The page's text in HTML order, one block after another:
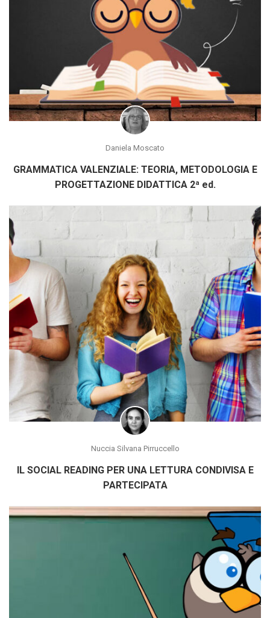
Daniela Moscato
GRAMMATICA VALENZIALE: TEORIA, METODOLOGIA E
PROGETTAZIONE DIDATTICA 2ª ed.
Nuccia Silvana Pirruccello
IL SOCIAL READING PER UNA LETTURA CONDIVISA E
PARTECIPATA